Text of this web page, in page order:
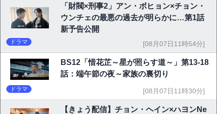
「財閥×刑事2」アン・ボヒョン×チョン・
ウンチェの最悪の過去が明らかに…第1話
新予告公開
ドラマ [08月07日11時54分]
BS12「惜花芷～星が照らす道～」第13-18
話：端午節の夜～家族の裏切り
ドラマ [08月07日11時30分]
【きょう配信】チョン・ヘイン×ハヨンNe